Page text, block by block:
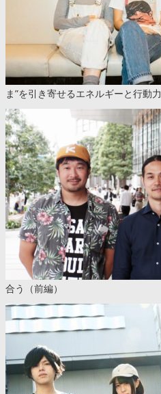
ま”を引き寄せるエネルギーと行動力
合う（前編）